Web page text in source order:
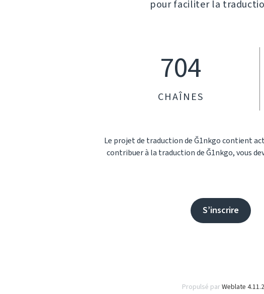
pour faciliter la
704
CHAÎNES
Le projet de traduction de Ğ1nkgo contient
contribuer à la traduction de Ğ1nkgo, vous
S’inscrire
Propulsé parWeblate 4.11.2